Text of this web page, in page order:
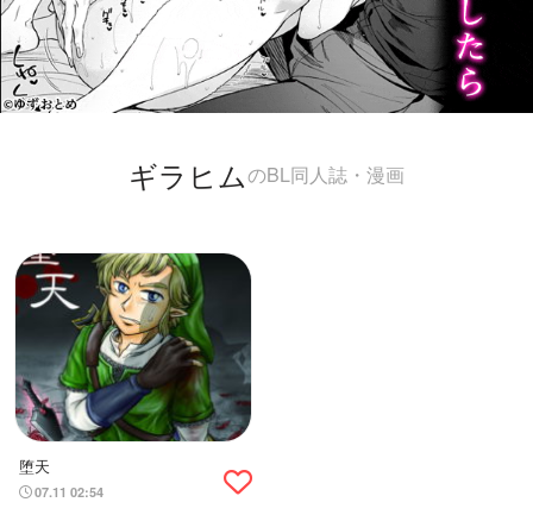
ギラヒムのBL同人誌・漫画
堕天
07.11 02:54